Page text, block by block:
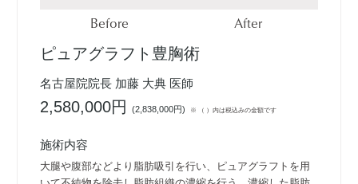
Before After
ピュアグラフト豊胸術
名古屋院院長 加藤 大典 医師
2,580,000円(2,838,000円) ※ （ ）内は税込みの金額です
施術内容
大腿や腹部などより脂肪吸引を行い、ピュアグラフトを用